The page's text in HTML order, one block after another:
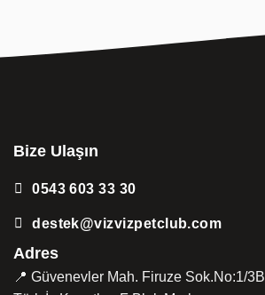
Bize Ulaşın
0543 603 33 30
destek@vizvizpetclub.com
Adres
📍 Güvenevler Mah. Firuze Sok.No:1/3B